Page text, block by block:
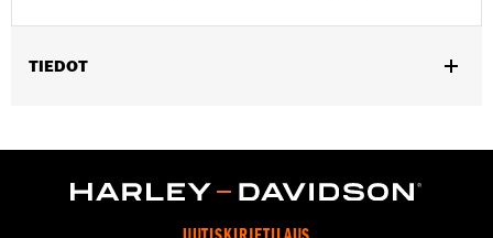
TIEDOT
FLTRXSE, '24-later FLTRX and FLTRXSTSE models.
Installation Instructions